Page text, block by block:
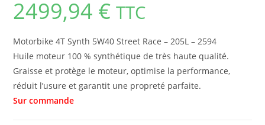
2499,94 € TTC
Motorbike 4T Synth 5W40 Street Race – 205L – 2594
Huile moteur 100 % synthétique de très haute qualité.
Graisse et protège le moteur, optimise la performance,
réduit l’usure et garantit une propreté parfaite.